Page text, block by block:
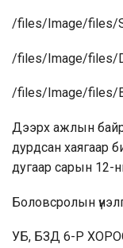
/files/Image/files/
/files/Image/files/
/files/Image/files/
Дээрх ажлын
дурдсан хаягаар
дугаар сарын 12-
Боловсролын
УБ, БЗД 6-Р